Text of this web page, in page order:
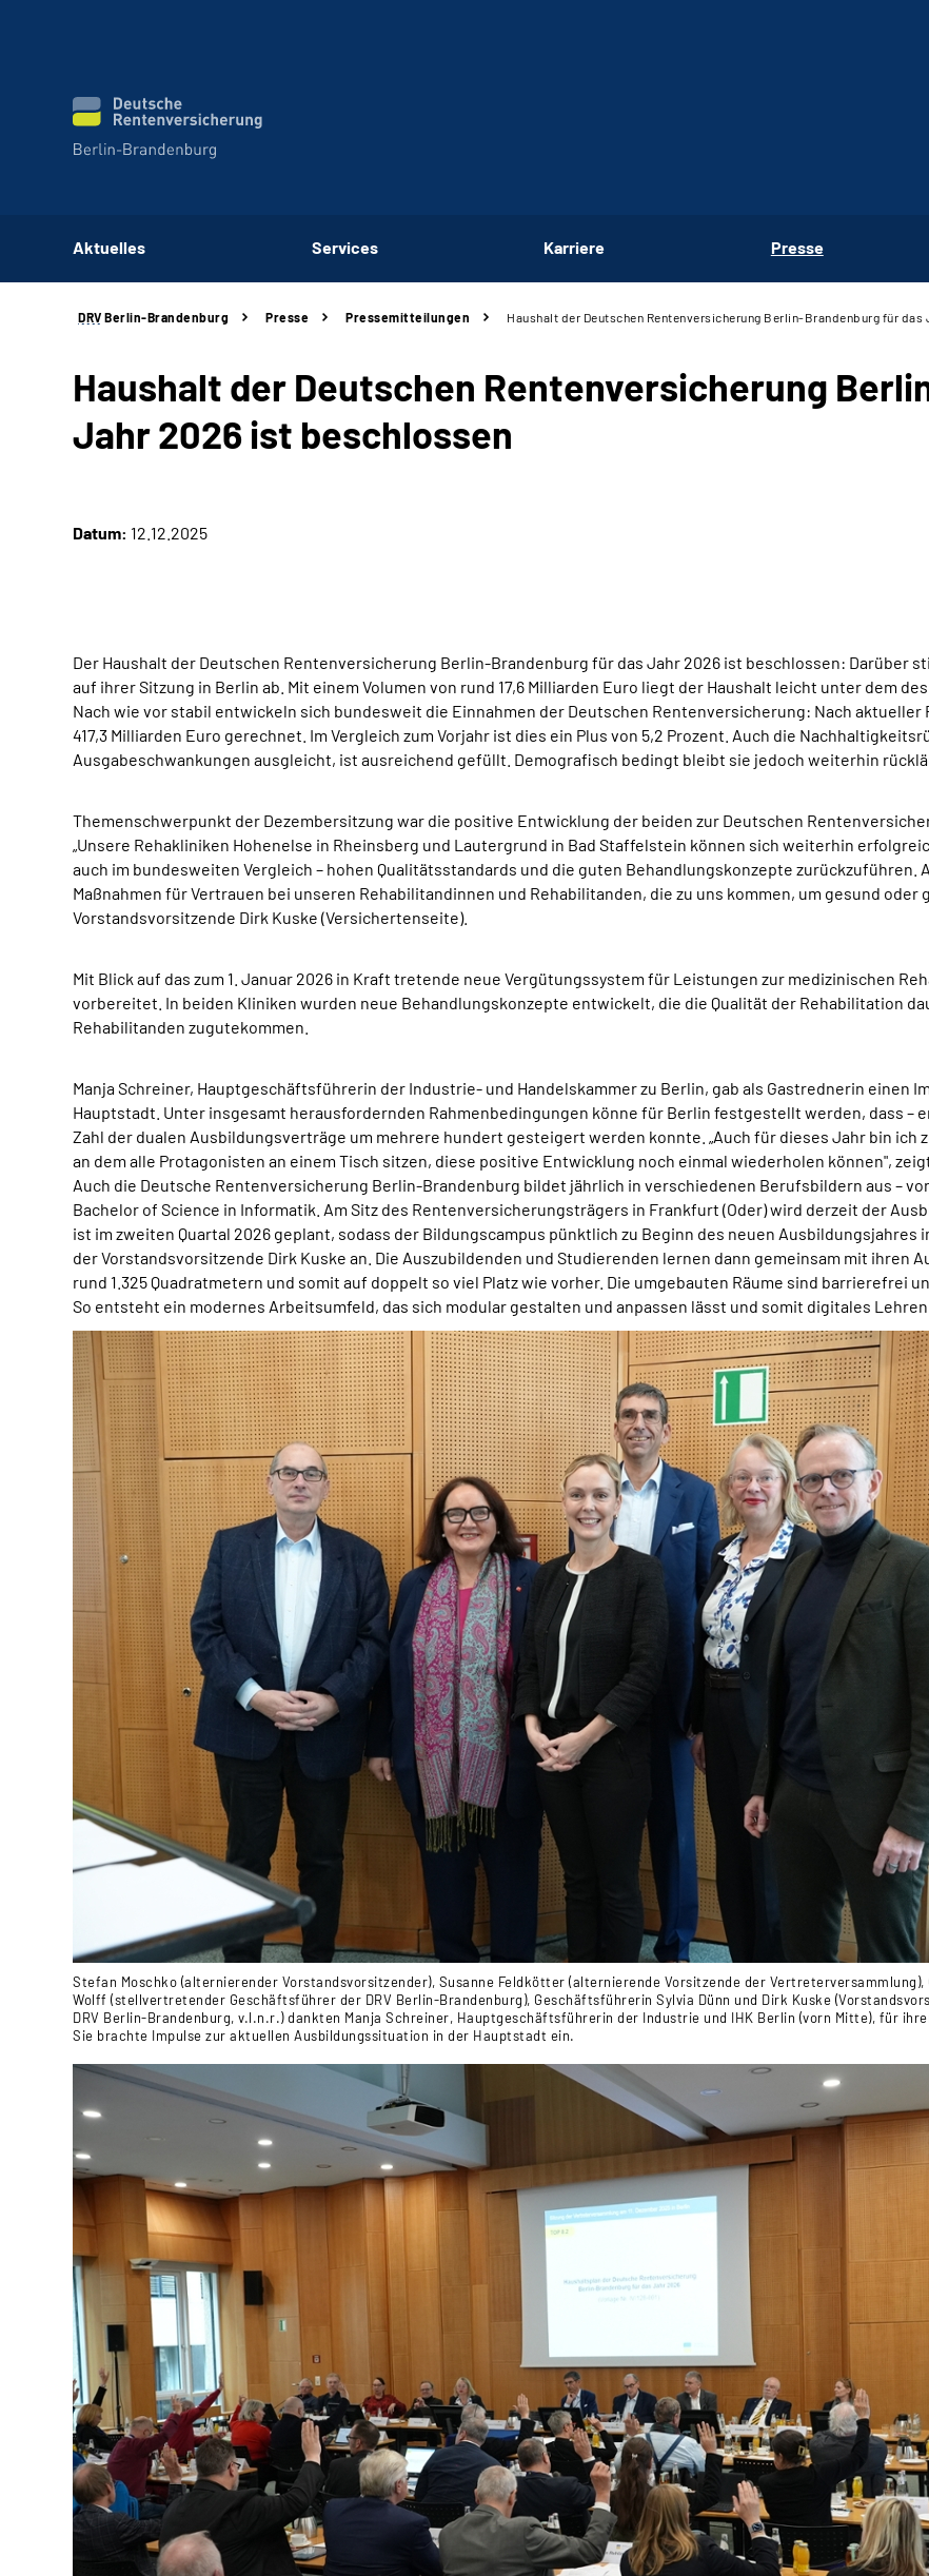
Aktuelles Services Karriere Presse
DRV Berlin-Brandenburg Presse Pressemitteilungen Haushalt der Deutschen Rentenversicherung Berlin-Brandenburg für
Haushalt der Deutschen Rentenversicherung
Jahr 2026 ist beschlossen
Datum: 12.12.2025
Der Haushalt der Deutschen Rentenversicherung Berlin-Brandenburg für das Jahr 2026 ist beschlossen: Darüber
auf ihrer Sitzung in Berlin ab. Mit einem Volumen von rund 17,6 Milliarden Euro liegt der Haushalt leicht unter dem
Nach wie vor stabil entwickeln sich bundesweit die Einnahmen der Deutschen Rentenversicherung: Nach
417,3 Milliarden Euro gerechnet. Im Vergleich zum Vorjahr ist dies ein Plus von 5,2 Prozent. Auch die
Ausgabeschwankungen ausgleicht, ist ausreichend gefüllt. Demografisch bedingt bleibt sie jedoch weiterhin
Themenschwerpunkt der Dezembersitzung war die positive Entwicklung der beiden zur Deutschen
„Unsere Rehakliniken Hohenelse in Rheinsberg und Lautergrund in Bad Staffelstein können sich weiterhin
auch im bundesweiten Vergleich – hohen Qualitätsstandards und die guten Behandlungskonzepte
Maßnahmen für Vertrauen bei unseren Rehabilitandinnen und Rehabilitanden, die zu uns kommen, um gesund oder
Vorstandsvorsitzende Dirk Kuske (Versichertenseite).
Mit Blick auf das zum 1. Januar 2026 in Kraft tretende neue Vergütungssystem für Leistungen zur medizinischen
vorbereitet. In beiden Kliniken wurden neue Behandlungskonzepte entwickelt, die die Qualität der Rehabilitation
Rehabilitanden zugutekommen.
Manja Schreiner, Hauptgeschäftsführerin der Industrie- und Handelskammer zu Berlin, gab als Gastrednerin einen
Hauptstadt. Unter insgesamt herausfordernden Rahmenbedingungen könne für Berlin festgestellt werden, dass –
Zahl der dualen Ausbildungsverträge um mehrere hundert gesteigert werden konnte. „Auch für dieses Jahr bin
an dem alle Protagonisten an einem Tisch sitzen, diese positive Entwicklung noch einmal wiederholen können",
Auch die Deutsche Rentenversicherung Berlin-Brandenburg bildet jährlich in verschiedenen Berufsbildern aus –
Bachelor of Science in Informatik. Am Sitz des Rentenversicherungsträgers in Frankfurt (Oder) wird derzeit der
ist im zweiten Quartal 2026 geplant, sodass der Bildungscampus pünktlich zu Beginn des neuen Ausbildungsjahres
der Vorstandsvorsitzende Dirk Kuske an. Die Auszubildenden und Studierenden lernen dann gemeinsam mit ihren
rund 1.325 Quadratmetern und somit auf doppelt so viel Platz wie vorher. Die umgebauten Räume sind barrierefrei
So entsteht ein modernes Arbeitsumfeld, das sich modular gestalten und anpassen lässt und somit digitales
Stefan Moschko (alternierender Vorstandsvorsitzender), Susanne Feldkötter (alternierende Vorsitzende der Vertreterversammlung),
Wolff (stellvertretender Geschäftsführer der DRV Berlin-Brandenburg), Geschäftsführerin Sylvia Dünn und Dirk Kuske
DRV Berlin-Brandenburg, v.l.n.r.) dankten Manja Schreiner, Hauptgeschäftsführerin der Industrie und IHK Berlin (vorn Mitte), für
Sie brachte Impulse zur aktuellen Ausbildungssituation in der Hauptstadt ein.